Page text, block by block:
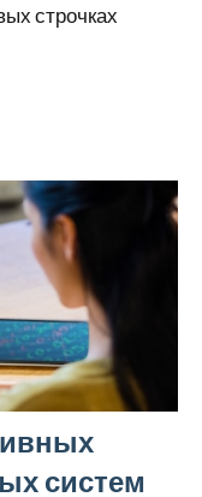
строчках
систем